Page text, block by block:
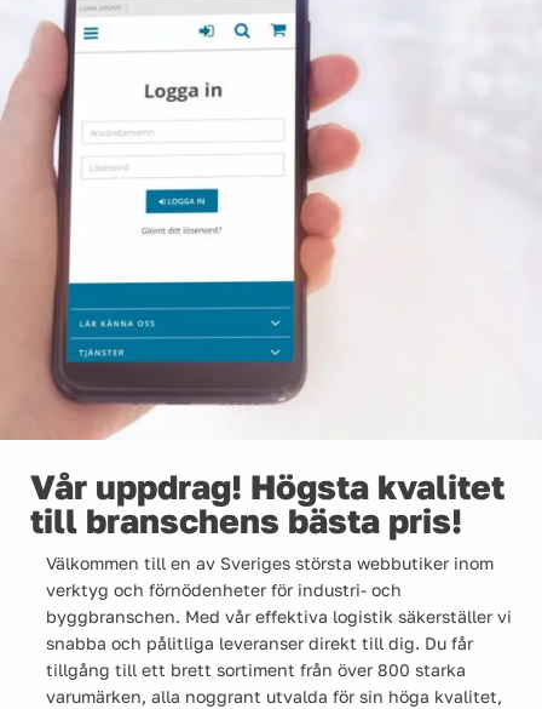
Vår uppdrag! Högsta kvalitet
till branschens bästa pris!
Välkommen till en av Sveriges största webbutiker inom
verktyg och förnödenheter för industri- och
byggbranschen. Med vår effektiva logistik säkerställer vi
snabba och pålitliga leveranser direkt till dig. Du får
tillgång till ett brett sortiment från över 800 starka
varumärken, alla noggrant utvalda för sin höga kvalitet,